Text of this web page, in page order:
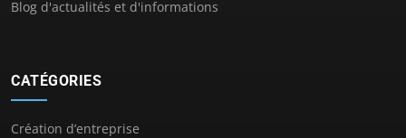
Blog d'actualités et d'informations
CATÉGORIES
Création d’entreprise